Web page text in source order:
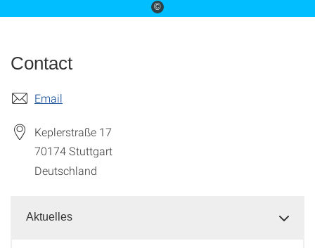
©
Contact
Email
Keplerstraße 17
70174Stuttgart
Deutschland
Aktuelles